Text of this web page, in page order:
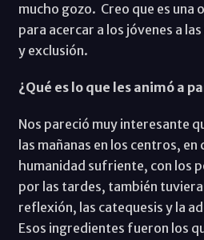
mucho gozo. Creo que es
para acercar a los jóvenes a
y exclusión.
¿Qué es lo que les animó a
Nos pareció muy interesante
las mañanas en los centros,
humanidad sufriente, con los
por las tardes, también
reflexión, las catequesis y la
Esos ingredientes fueron los